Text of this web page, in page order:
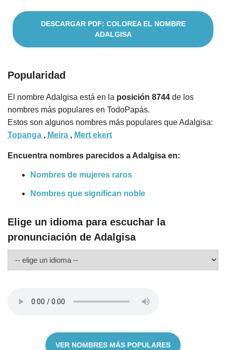
DESCARGAR PDF: COLOREA EL NOMBRE
ADALGISA
Popularidad
El nombre Adalgisa está en la posición 8744 de los
nombres más populares en TodoPapás.
Estos son algunos nombres más populares que Adalgisa:
Topanga , Meira , Mert ekert
Encuentra nombres parecidos a Adalgisa en:
Nombres de mujeres raros
Nombres que significan noble
Elige un idioma para escuchar la
pronunciación de Adalgisa
VER NOMBRES MÁS POPULARES